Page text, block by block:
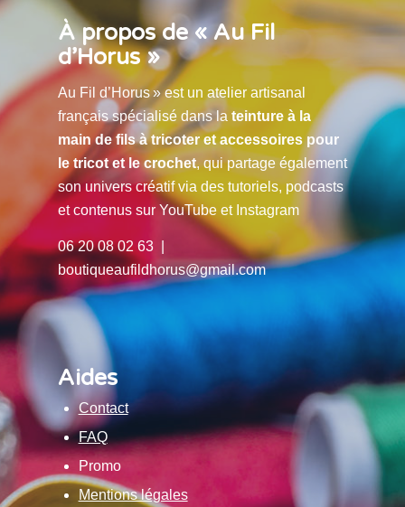
À propos de « Au Fil
d’Horus »
Au Fil d’Horus » est un atelier artisanal
français spécialisé dans la teinture à la
main de fils à tricoter et accessoires pour
le tricot et le crochet, qui partage également
son univers créatif via des tutoriels, podcasts
et contenus sur YouTube et Instagram
06 20 08 02 63 |
boutiqueaufildhorus@gmail.com
Aides
Contact
FAQ
Promo
Mentions légales